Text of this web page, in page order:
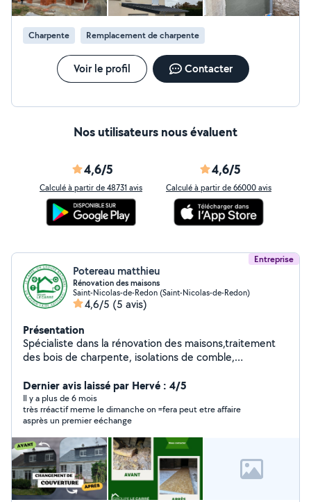
Charpente Remplacement de charpente
Voir le profil Contacter
Nos utilisateurs nous évaluent
4,6/5
Calculé à partir de 48731 avis
4,6/5
Calculé à partir de 66000 avis
Entreprise
Potereau matthieu
Rénovation des maisons
Saint-Nicolas-de-Redon (Saint-Nicolas-de-Redon)
4,6/5 (5 avis)
Présentation
Spécialiste dans la rénovation des maisons,traitement
des bois de charpente, isolations de comble,
photovoltaïques.
Dernier avis laissé par Hervé : 4/5
Il y a plus de 6 mois
très rréactif meme le dimanche on =fera peut etre affaire
asprès un premier eéchange